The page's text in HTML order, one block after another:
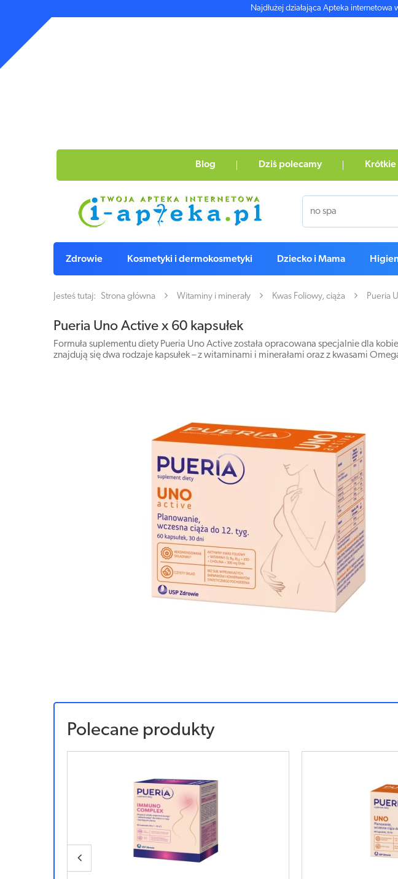
Najdłużej działająca Apteka
Blog Dziś polecamy
Zdrowie Kosmetyki i dermokosmetyki Dziecko i Mama
Jesteś tutaj: Strona główna Witaminy i minerały Kwas Foliowy, ciąża Pueria
Pueria Uno Active x 60 kapsułek
Formuła suplementu diety Pueria Uno Active została opracowana specjalnie dla
znajdują się dwa rodzaje kapsułek – z witaminami i minerałami oraz z kwasami
Polecane produkty